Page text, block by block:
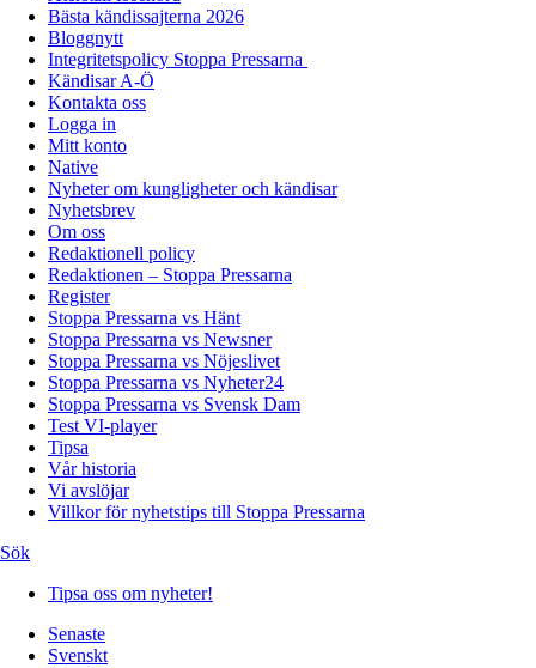
Bästa kändissajterna 2026
Bloggnytt
Integritetspolicy Stoppa Pressarna
Kändisar A-Ö
Kontakta oss
Logga in
Mitt konto
Native
Nyheter om kungligheter och kändisar
Nyhetsbrev
Om oss
Redaktionell policy
Redaktionen – Stoppa Pressarna
Register
Stoppa Pressarna vs Hänt
Stoppa Pressarna vs Newsner
Stoppa Pressarna vs Nöjeslivet
Stoppa Pressarna vs Nyheter24
Stoppa Pressarna vs Svensk Dam
Test VI-player
Tipsa
Vår historia
Vi avslöjar
Villkor för nyhetstips till Stoppa Pressarna
Sök
Tipsa oss om nyheter!
Senaste
Svenskt